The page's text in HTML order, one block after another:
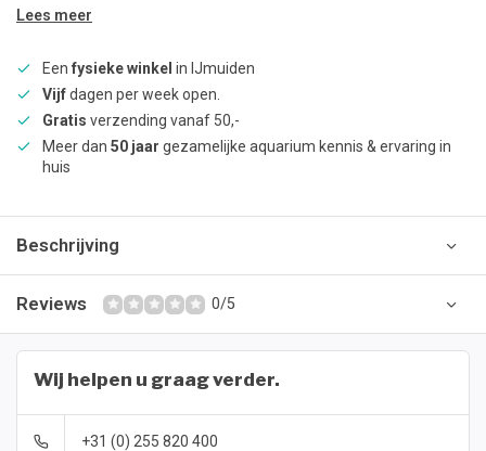
Lees meer
Een fysieke winkel in IJmuiden
Vijfdagen per week open.
Gratis verzending vanaf 50,-
Meer dan 50 jaar gezamelijke aquarium kennis & ervaring in
huis
Beschrijving
Reviews 0/5
Wij helpen u graag verder.
+31 (0) 255 820 400